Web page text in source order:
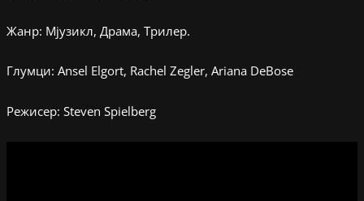
Жанр: Мјузикл, Драма, Трилер.
Глумци: Ansel Elgort, Rachel Zegler, Ariana DeBose
Режисер: Steven Spielberg